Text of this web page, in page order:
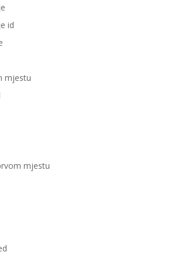
id
mjestu
mjestu